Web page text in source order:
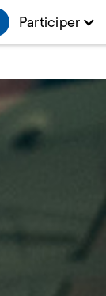
Participer